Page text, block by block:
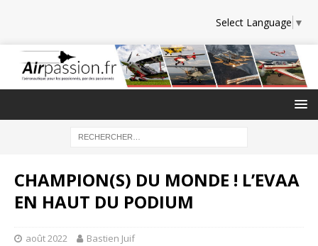
Select Language ▼
CHAMPION(S) DU MONDE ! L’EVAA
EN HAUT DU PODIUM
août 2022 Bastien Juif